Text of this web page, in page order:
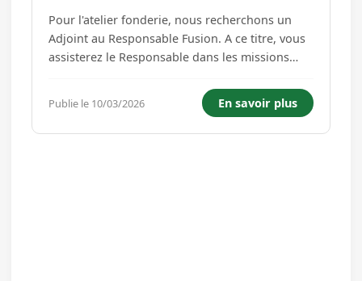
Pour l'atelier fonderie, nous recherchons un
Adjoint au Responsable Fusion. A ce titre, vous
assisterez le Responsable dans les missions
fusion, arches de recuisson, canaux de verre
chaud et l'atelier de fabrication de la
composition, - Assurer la f...
Publie le 10/03/2026 En savoir plus